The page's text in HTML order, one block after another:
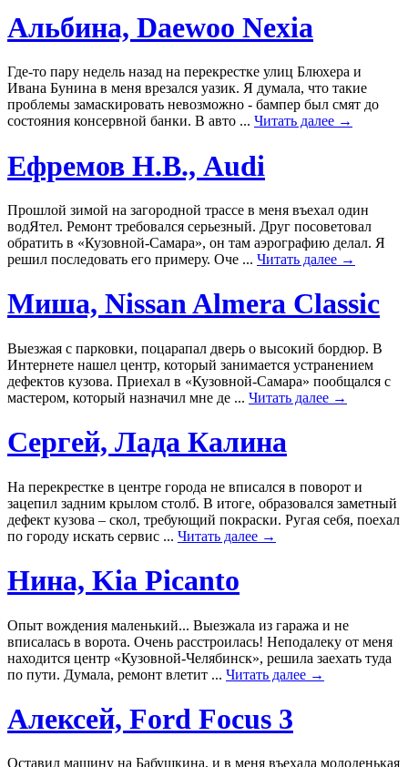
Альбина, Daewoo Nexia
Где-то пару недель назад на перекрестке улиц Блюхера и
Ивана Бунина в меня врезался уазик. Я думала, что такие
проблемы замаскировать невозможно - бампер был смят до
состояния консервной банки. В авто ... Читать далее →
Ефремов Н.В., Audi
Прошлой зимой на загородной трассе в меня въехал один
водЯтел. Ремонт требовался серьезный. Друг посоветовал
обратить в «Кузовной-Самара», он там аэрографию делал. Я
решил последовать его примеру. Оче ... Читать далее →
Миша, Nissan Almera Classic
Выезжая с парковки, поцарапал дверь о высокий бордюр. В
Интернете нашел центр, который занимается устранением
дефектов кузова. Приехал в «Кузовной-Самара» пообщался с
мастером, который назначил мне де ... Читать далее →
Сергей, Лада Калина
На перекрестке в центре города не вписался в поворот и
зацепил задним крылом столб. В итоге, образовался заметный
дефект кузова – скол, требующий покраски. Ругая себя, поехал
по городу искать сервис ... Читать далее →
Нина, Kia Picanto
Опыт вождения маленький... Выезжала из гаража и не
вписалась в ворота. Очень расстроилась! Неподалеку от меня
находится центр «Кузовной-Челябинск», решила заехать туда
по пути. Думала, ремонт влетит ... Читать далее →
Алексей, Ford Focus 3
Оставил машину на Бабушкина, и в меня въехала молоденькая